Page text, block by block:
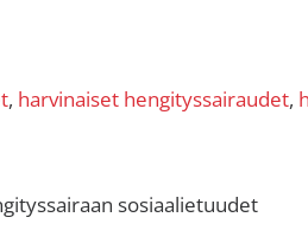
, harvinaiset hengityssairaudet,
sosiaalietuudet